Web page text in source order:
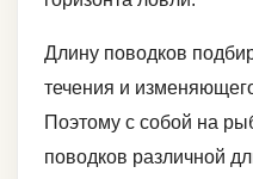
Длину поводков
течения и
Поэтому с собой на
поводков различной